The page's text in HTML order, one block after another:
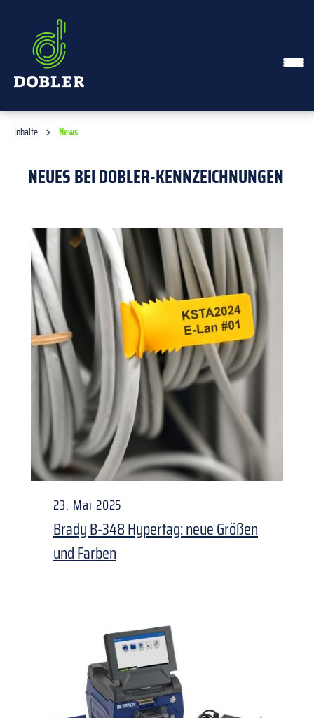
Inhalte News
NEUES BEI DOBLER-KENNZEICHNUNGEN
23. Mai 2025
Brady B-348 Hypertag: neue Größen
und Farben